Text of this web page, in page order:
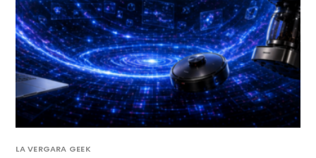
LA VERGARA GEEK